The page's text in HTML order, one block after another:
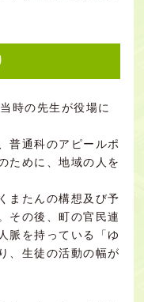
時の先生が役場に
普通科のアピールポ
ために、地域の人を
またんの構想及び予
その後、町の官民連
脈を持っている「 ゆ
、生徒の活動の幅が